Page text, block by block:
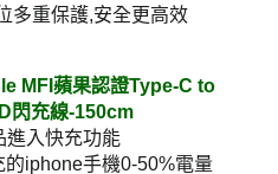
多重保護,安全更高效
MFI蘋果認證Type-C to
閃充線-150cm
進入快充功能
iphone手機0-50%電量